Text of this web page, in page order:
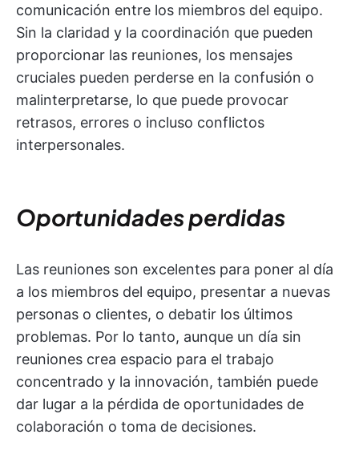
comunicación entre los miembros del equipo.
Sin la claridad y la coordinación que pueden
proporcionar las reuniones, los mensajes
cruciales pueden perderse en la confusión o
malinterpretarse, lo que puede provocar
retrasos, errores o incluso conflictos
interpersonales.
Oportunidades perdidas
Las reuniones son excelentes para poner al día
a los miembros del equipo, presentar a nuevas
personas o clientes, o debatir los últimos
problemas. Por lo tanto, aunque un día sin
reuniones crea espacio para el trabajo
concentrado y la innovación, también puede
dar lugar a la pérdida de oportunidades de
colaboración o toma de decisiones.